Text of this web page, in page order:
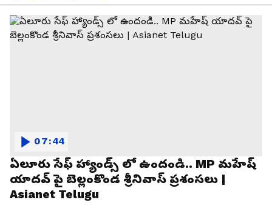
ఏలూరు సేఫ్ హ్యాండ్స్ లో ఉందండి.. MP మహేష్
యాదవ్ పై బెల్లంకొండ శ్రీనివాస్ ప్రశంసలు |
Asianet Telugu
07:44